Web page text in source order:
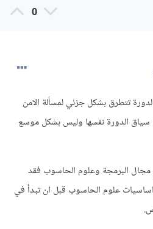
0
تتطرق بشكل جزئي لمسألة الامن
سياق الدورة نفسها وليس بشكل موسع
البرمجة وعلوم الحاسوب فقد
علوم الحاسوب قبل ان تبدأ في